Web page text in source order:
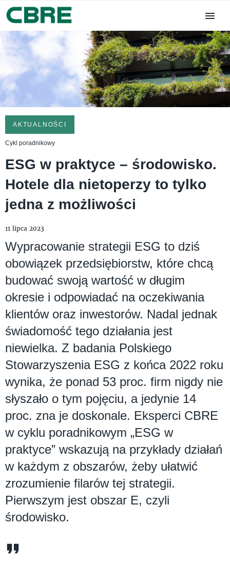
AKTUALNOŚCI
Cykl poradnikowy
ESG w praktyce – środowisko.
Hotele dla nietoperzy to tylko
jedna z możliwości
11 lipca 2023
Wypracowanie strategii ESG to dziś
obowiązek przedsiębiorstw, które chcą
budować swoją wartość w długim
okresie i odpowiadać na oczekiwania
klientów oraz inwestorów. Nadal jednak
świadomość tego działania jest
niewielka. Z badania Polskiego
Stowarzyszenia ESG z końca 2022 roku
wynika, że ponad 53 proc. firm nigdy nie
słyszało o tym pojęciu, a jedynie 14
proc. zna je doskonale. Eksperci CBRE
w cyklu poradnikowym „ESG w
praktyce” wskazują na przykłady działań
w każdym z obszarów, żeby ułatwić
zrozumienie filarów tej strategii.
Pierwszym jest obszar E, czyli
środowisko.